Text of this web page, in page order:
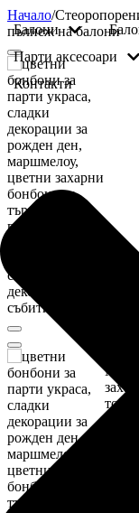
балони
парти аксесоари
контакти
Начало/
пълнеж на балони